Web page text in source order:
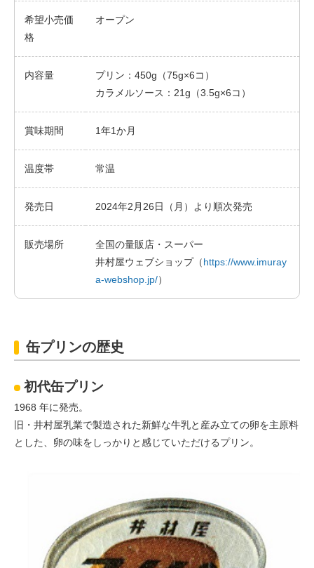
希望小売価
格
オープン
内容量
プリン：450g（75g×6コ）
カラメルソース：21g（3.5g×6コ）
賞味期間 1年1か月
温度帯 常温
発売日 2024年2月26日（月）より順次発売
販売場所
全国の量販店・スーパー
井村屋ウェブショップ（https://www.imuray
a-webshop.jp/）
缶プリンの歴史
初代缶プリン
1968 年に発売。
旧・井村屋乳業で製造された新鮮な牛乳と産み立ての卵を主原料
とした、卵の味をしっかりと感じていただけるプリン。